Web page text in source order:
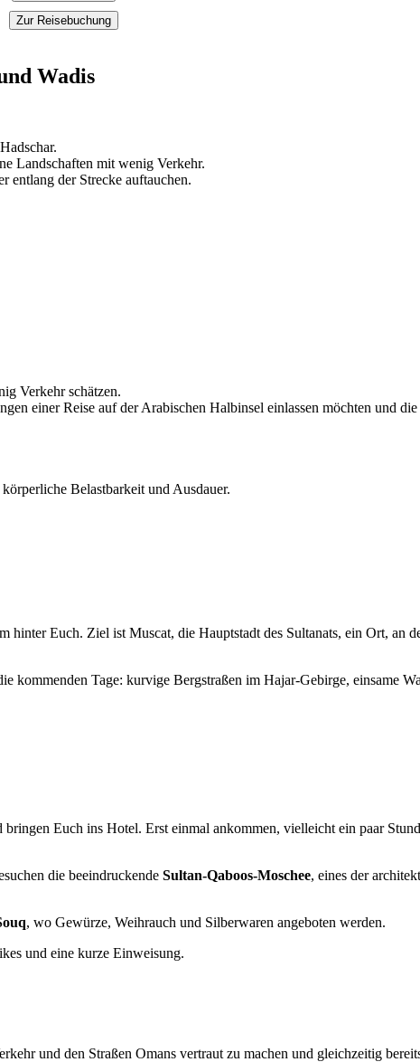
Zur Reisebuchung
Wadis
Landschaften mit wenig Verkehr.
entlang der Strecke auftauchen.
Verkehr schätzen.
einer Reise auf der Arabischen Halbinsel einlassen möchten und
Belastbarkeit und Ausdauer.
Euch. Ziel ist Muscat, die Hauptstadt des Sultanats, ein Ort, an
Tage: kurvige Bergstraßen im Hajar-Gebirge, einsame
Euch ins Hotel. Erst einmal ankommen, vielleicht ein paar
die beeindruckende Sultan-Qaboos-Moschee, eines der
, wo Gewürze, Weihrauch und Silberwaren angeboten werden.
und eine kurze Einweisung.
und den Straßen Omans vertraut zu machen und gleichzeitig